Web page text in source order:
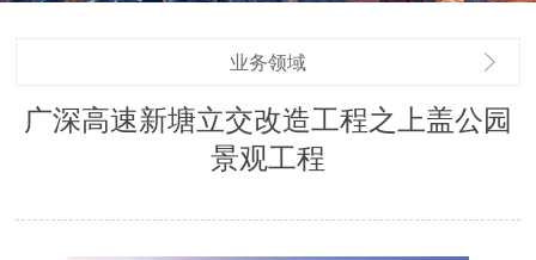
业务领域
广深高速新塘立交改造工程之上盖公园
景观工程